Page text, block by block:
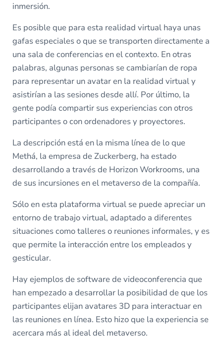
inmersión.
Es posible que para esta realidad virtual haya unas
gafas especiales o que se transporten directamente a
una sala de conferencias en el contexto. En otras
palabras, algunas personas se cambiarían de ropa
para representar un avatar en la realidad virtual y
asistirían a las sesiones desde allí. Por último, la
gente podía compartir sus experiencias con otros
participantes o con ordenadores y proyectores.
La descripción está en la misma línea de lo que
Methá, la empresa de Zuckerberg, ha estado
desarrollando a través de Horizon Workrooms, una
de sus incursiones en el metaverso de la compañía.
Sólo en esta plataforma virtual se puede apreciar un
entorno de trabajo virtual, adaptado a diferentes
situaciones como talleres o reuniones informales, y es
que permite la interacción entre los empleados y
gesticular.
Hay ejemplos de software de videoconferencia que
han empezado a desarrollar la posibilidad de que los
participantes elijan avatares 3D para interactuar en
las reuniones en línea. Esto hizo que la experiencia se
acercara más al ideal del metaverso.